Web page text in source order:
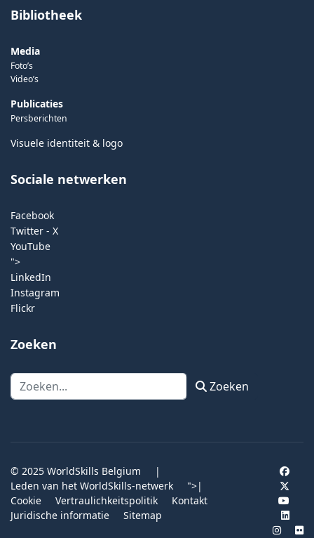
Bibliotheek
Media
Foto’s
Video’s
Publicaties
Persberichten
Visuele identiteit & logo
Sociale netwerken
Facebook
Twitter - X
YouTube
">
LinkedIn
Instagram
Flickr
Zoeken
Zoeken Zoeken
© 2025 WorldSkills Belgium
|
Leden van het WorldSkills-netwerk
">|
Cookie
Vertraulichkeitspolitik
Kontakt
Juridische informatie
Sitemap